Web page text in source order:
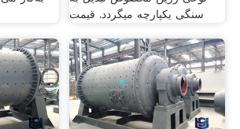
سنگی یکپارچه می­گردد. قیمت